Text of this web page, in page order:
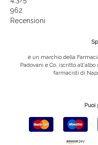
962
Recensioni
è un marchio della
Padovani e Co, iscritto
farmacisti di
Puoi